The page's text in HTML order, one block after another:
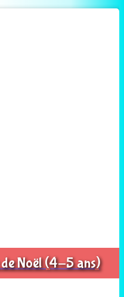
Noël (4-5 ans)